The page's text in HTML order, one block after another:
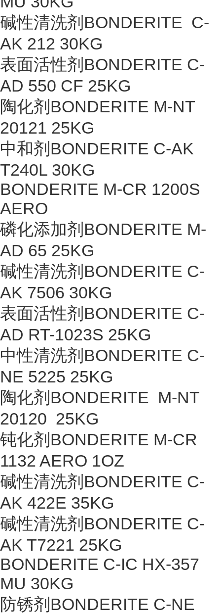
碱性清洗剂BONDERITE C-
AK 212 30KG
表面活性剂BONDERITE C-
AD 550 CF 25KG
陶化剂BONDERITE M-NT
20121 25KG
中和剂BONDERITE C-AK
T240L 30KG
BONDERITE M-CR 1200S
AERO
磷化添加剂BONDERITE M-
AD 65 25KG
碱性清洗剂BONDERITE C-
AK 7506 30KG
表面活性剂BONDERITE C-
AD RT-1023S 25KG
中性清洗剂BONDERITE C-
NE 5225 25KG
陶化剂BONDERITE M-NT
20120 25KG
钝化剂BONDERITE M-CR
1132 AERO 1OZ
碱性清洗剂BONDERITE C-
AK 422E 35KG
碱性清洗剂BONDERITE C-
AK T7221 25KG
BONDERITE C-IC HX-357
MU 30KG
防锈剂BONDERITE C-NE